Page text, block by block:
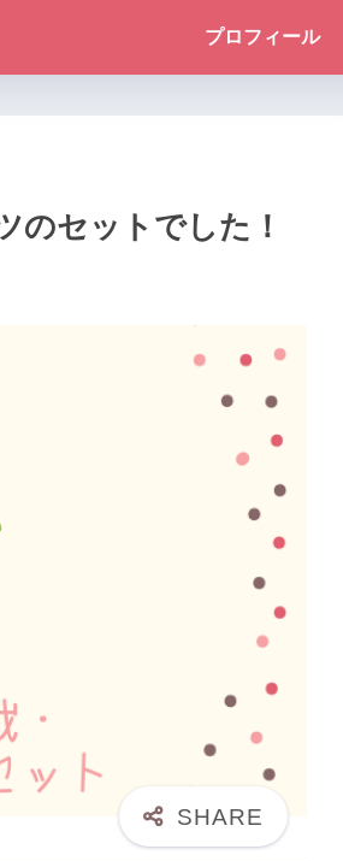
プロフィール
のセットでした！